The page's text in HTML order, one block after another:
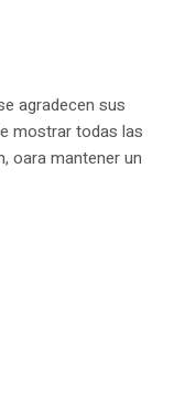
agradecen sus
mostrar todas las
oara mantener un